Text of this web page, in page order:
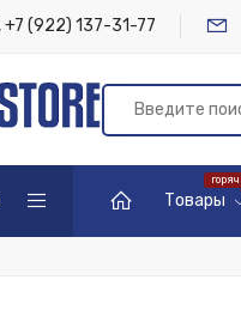
+7 (922) 137-31-77
Товары